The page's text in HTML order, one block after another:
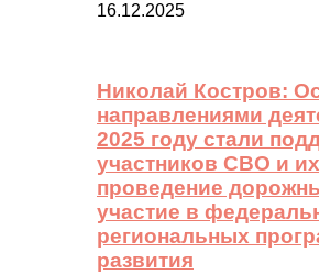
16.12.2025
Николай Костров:
направлениями
2025 году стали
участников СВО и
проведение
участие в
региональных
развития